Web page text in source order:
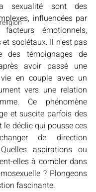
sexualité sont des
influencées par
émotionnels,
sociétaux. Il n’est pas
des témoignages de
avoir passé une
en couple avec un
vers une relation
Ce phénomène
et suscite parfois des
le déclic qui pousse ces
de direction
aspirations ou
elles à combler dans
? Plongeons
fascinante.